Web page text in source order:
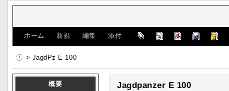
ホーム 新規 編集 添付
> JagdPz E 100
Jagdpanzer E 100
概要